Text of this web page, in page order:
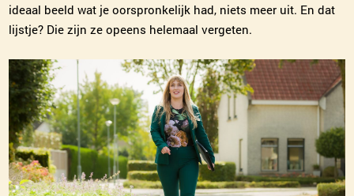
ideaal beeld wat je oorspronkelijk had, niets meer uit. En dat
lijstje? Die zijn ze opeens helemaal vergeten.